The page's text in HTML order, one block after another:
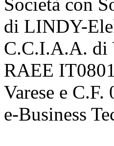
di LINDY-
C.C.I.A.A. di
RAEE
Varese e
e-Business